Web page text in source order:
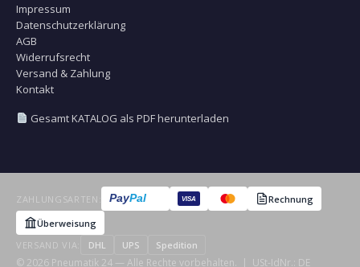
Impressum
Datenschutzerklärung
AGB
Widerrufsrecht
Versand & Zahlung
Kontakt
Gesamt KATALOG als PDF herunterladen
ZAHLUNGSARTEN: PayPal VISA
Rechnung
Überweisung
VERSAND VIA:
DHL UPS Spedition
© 2026 Pneumatik 24 — Alle Rechte vorbehalten. | USt-IdNr.: DE